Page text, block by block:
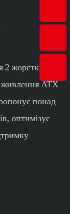
жорстких
живлення ATX
понад
оптимізує